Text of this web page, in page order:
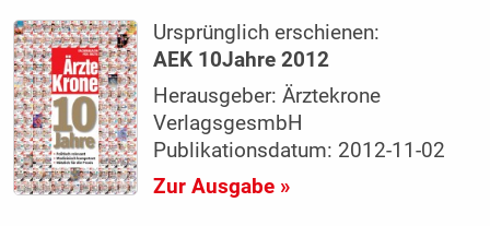
Ursprünglich erschienen:
AEK 10Jahre 2012
Herausgeber: Ärztekrone
VerlagsgesmbH
Publikationsdatum: 2012-11-02
Zur Ausgabe »